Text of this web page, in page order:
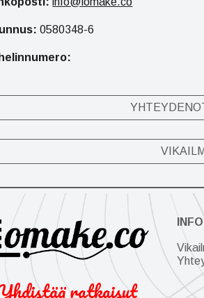
0580348-6
ratkaisut
INFO